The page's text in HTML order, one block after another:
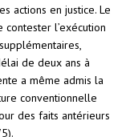
actions en justice. Le
l’exécution
de deux ans à
a même admis la
conventionnelle
des faits antérieurs